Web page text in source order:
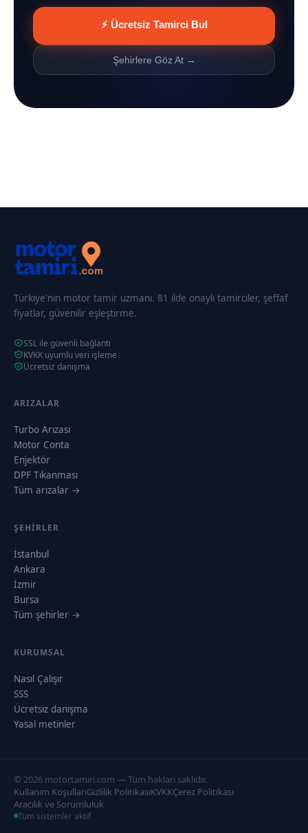
⚡ Ücretsiz Tamirci Bul
Şehirlere Göz At →
Türkiye'nin motor tamir uzmanı. 81 ilde onaylı tamirciler, şeffaf
fiyatlar, güvenilir eşleştirme.
SSL ile güvenli bağlantı
KVKK uyumlu veri işleme
Ücretsiz danışma
ARIZALAR
Turbo Arızası
Motor Conta
Enjektör
DPF Tıkanması
Tüm arızalar →
ŞEHIRLER
İstanbul
Ankara
İzmir
Bursa
Tüm şehirler →
KURUMSAL
Nasıl Çalışır
SSS
Ücretsiz danışma
Yasal metinler
© 2026 motortamiri.com — Tüm hakları saklıdır.
Kullanım KoşullarıGizlilik PolitikasıKVKKÇerez Politikası
Aracılık ve Sorumluluk
Tüm sistemler aktif